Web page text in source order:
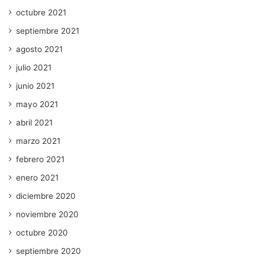
octubre 2021
septiembre 2021
agosto 2021
julio 2021
junio 2021
mayo 2021
abril 2021
marzo 2021
febrero 2021
enero 2021
diciembre 2020
noviembre 2020
octubre 2020
septiembre 2020